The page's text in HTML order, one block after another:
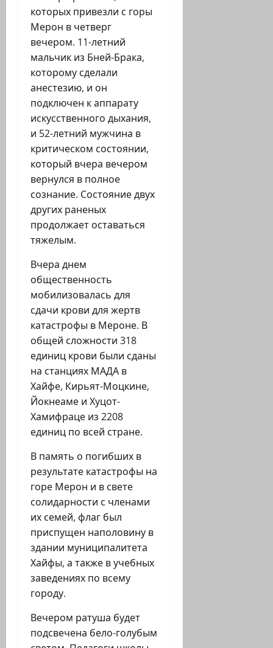
которых привезли с горы
Мерон в четверг
вечером. 11-летний
мальчик из Бней-Брака,
которому сделали
анестезию, и он
подключен к аппарату
искусственного дыхания,
и 52-летний мужчина в
критическом состоянии,
который вчера вечером
вернулся в полное
сознание. Состояние двух
других раненых
продолжает оставаться
тяжелым.
Вчера днем ​​
общественность
мобилизовалась для
сдачи крови для жертв
катастрофы в Мероне. В
общей сложности 318
единиц крови были сданы
на станциях МАДА в
Хайфе, Кирьят-Моцкине,
Йокнеаме и Хуцот-
Хамифраце из 2208
единиц по всей стране.
В память о погибших в
результате катастрофы на
горе Мерон и в свете
солидарности с членами
их семей, флаг был
приспущен наполовину в
здании муниципалитета
Хайфы, а также в учебных
заведениях по всему
городу.
Вечером ратуша будет
подсвечена бело-голубым